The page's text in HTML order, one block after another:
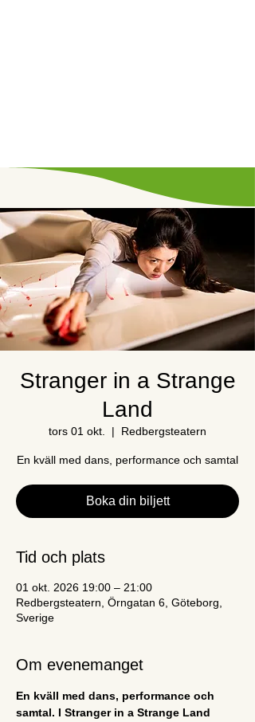
Stranger in a Strange
Land
tors 01 okt.
  |
Redbergsteatern
En kväll med dans, performance och samtal
Boka din biljett
Tid och plats
01 okt. 2026 19:00 – 21:00
Redbergsteatern, Örngatan 6, Göteborg,
Sverige
Om evenemanget
En kväll med dans, performance och
samtal. I Stranger in a Strange Land